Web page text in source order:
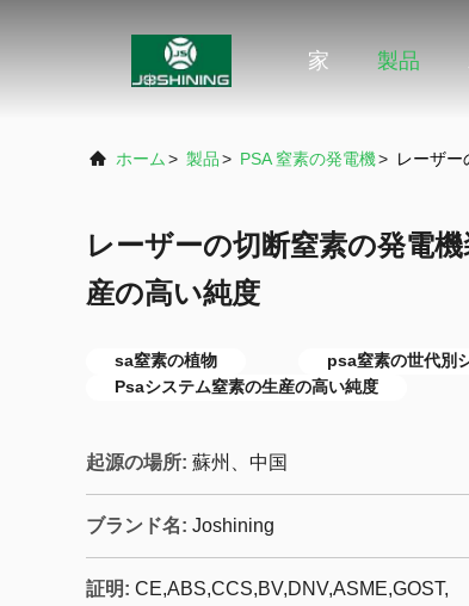
家 製品
ホーム > 製品> PSA 窒素の発電機> レーザ
レーザーの切断窒素の発電
産の高い純度
sa窒素の植物
psa窒素の世代別
Psaシステム窒素の生産の高い純度
起源の場所: 蘇州、中国
ブランド名: Joshining
証明: CE,ABS,CCS,BV,DNV,ASME,GOST,